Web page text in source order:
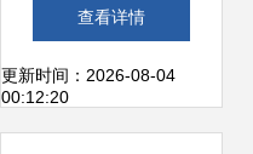
构
查看详情
更新时间：2026-08-04
00:12:20